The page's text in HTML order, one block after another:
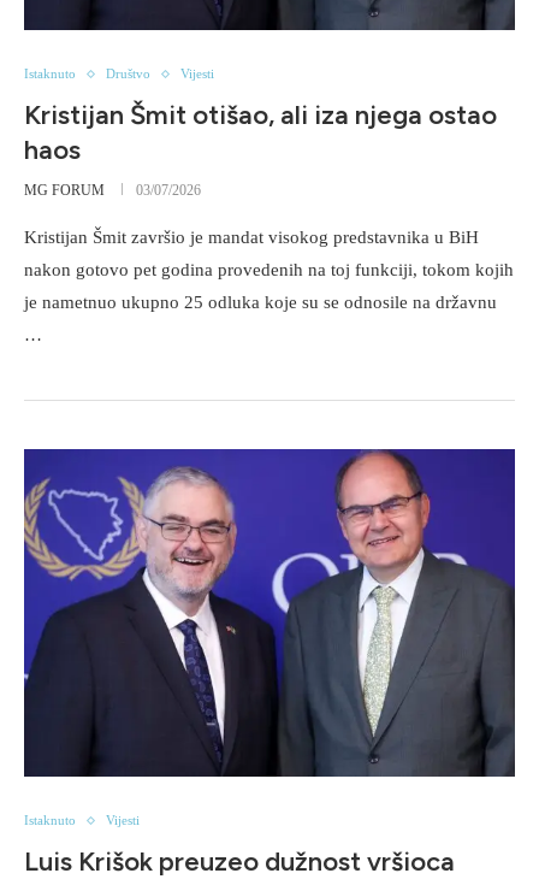
Istaknuto Društvo Vijesti
Kristijan Šmit otišao, ali iza njega ostao
haos
MG FORUM 03/07/2026
Kristijan Šmit završio je mandat visokog predstavnika u BiH
nakon gotovo pet godina provedenih na toj funkciji, tokom kojih
je nametnuo ukupno 25 odluka koje su se odnosile na državnu
…
Istaknuto Vijesti
Luis Krišok preuzeo dužnost vršioca